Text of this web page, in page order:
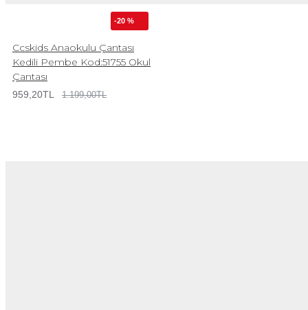
-20 %
Ccskids Anaokulu Çantası
Kedili Pembe Kod:51755 Okul
Çantası
959,20TL 1.199,00TL